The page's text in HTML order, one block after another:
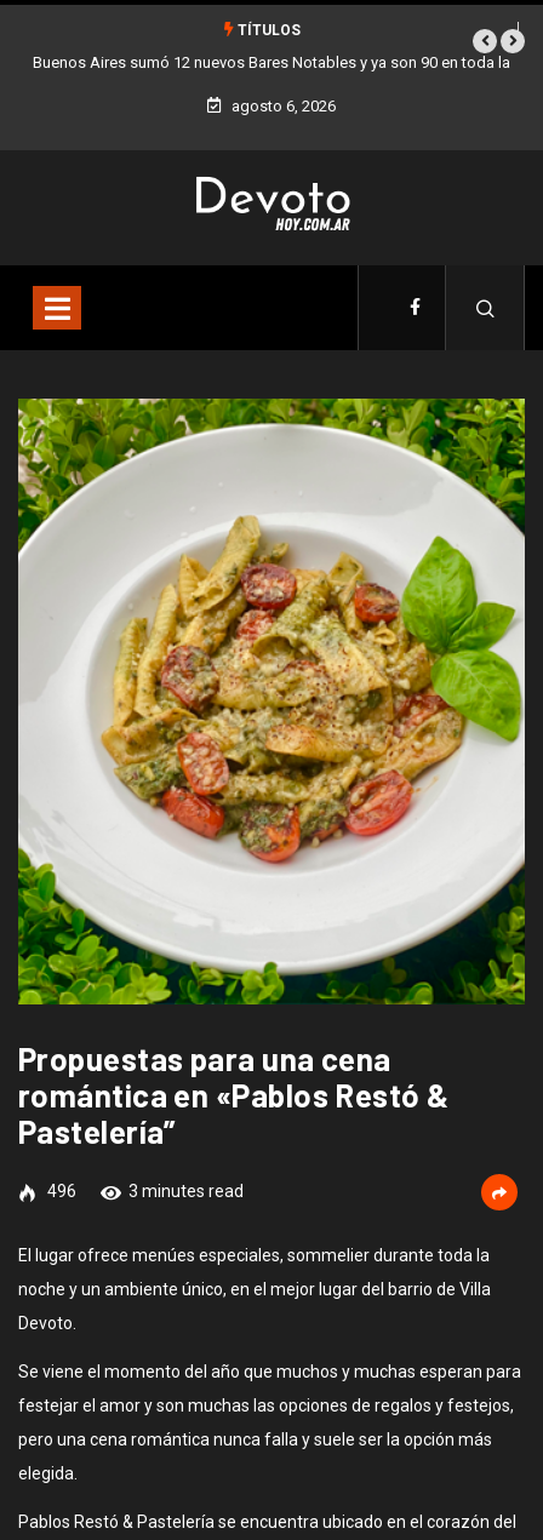
TÍTULOS
la Los stands móviles de la Ciudad llegan esta semana a Villa Devoto
agosto 6, 2026
Propuestas para una cena
romántica en «Pablos Restó &
Pastelería”
496 3 minutes read
El lugar ofrece menúes especiales, sommelier durante toda la
noche y un ambiente único, en el mejor lugar del barrio de Villa
Devoto.
Se viene el momento del año que muchos y muchas esperan para
festejar el amor y son muchas las opciones de regalos y festejos,
pero una cena romántica nunca falla y suele ser la opción más
elegida.
Pablos Restó & Pastelería se encuentra ubicado en el corazón del